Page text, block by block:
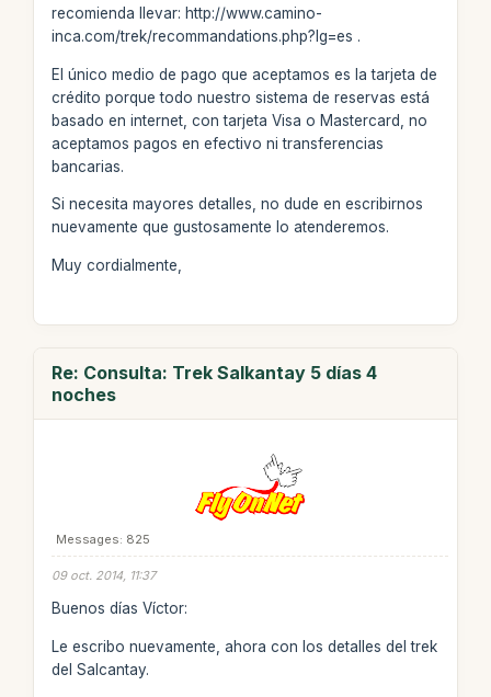
recomienda llevar: http://www.camino-
inca.com/trek/recommandations.php?lg=es .
El único medio de pago que aceptamos es la tarjeta de
crédito porque todo nuestro sistema de reservas está
basado en internet, con tarjeta Visa o Mastercard, no
aceptamos pagos en efectivo ni transferencias
bancarias.
Si necesita mayores detalles, no dude en escribirnos
nuevamente que gustosamente lo atenderemos.
Muy cordialmente,
Re: Consulta: Trek Salkantay 5 días 4
noches
Messages: 825
09 oct. 2014, 11:37
Buenos días Víctor:
Le escribo nuevamente, ahora con los detalles del trek
del Salcantay.